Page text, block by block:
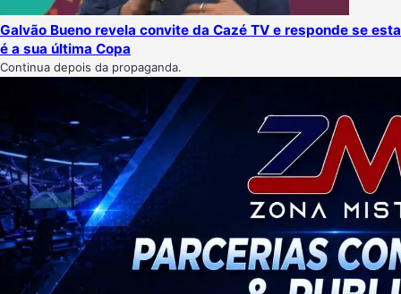
Galvão Bueno revela convite da Cazé TV e responde se esta
é a sua última Copa
Continua depois da propaganda.